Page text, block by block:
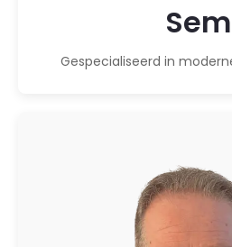
Gespecialiseerd in